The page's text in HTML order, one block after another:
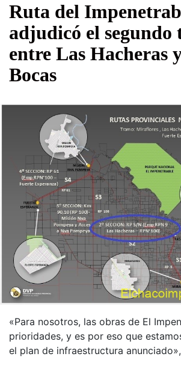
Ruta del
adjudicó el segundo
entre Las Hacheras
Bocas
«Para nosotros, las obras de El
prioridades, y es por eso que
el plan de infraestructura